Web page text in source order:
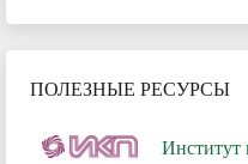
ПОЛЕЗНЫЕ РЕСУРСЫ
Институт